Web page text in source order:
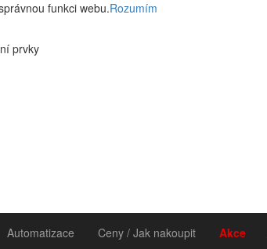
funkci webu.Rozumím
prvky
Automatizace Ceny / Jak nakoupit Akce